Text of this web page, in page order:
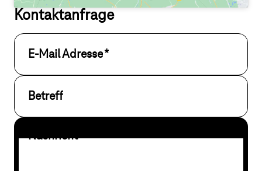
Kontaktanfrage
E-Mail Adresse*
Betreff
Nachricht*